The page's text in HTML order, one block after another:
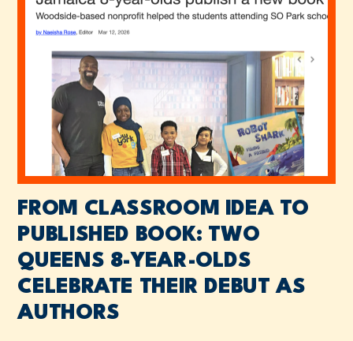
FROM CLASSROOM IDEA TO
PUBLISHED BOOK: TWO
QUEENS 8-YEAR-OLDS
CELEBRATE THEIR DEBUT AS
AUTHORS